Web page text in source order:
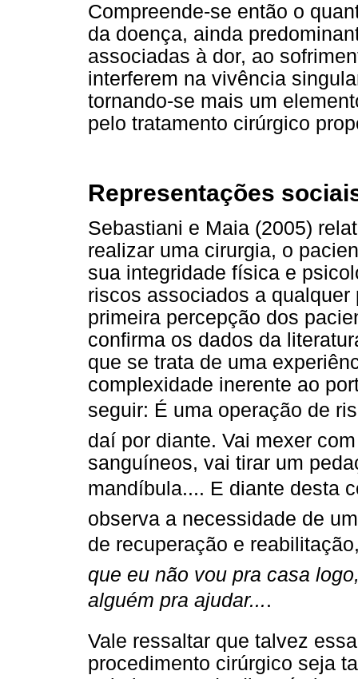
Compreende-se então o
da doença, ainda
associadas à dor, ao
interferem na vivência
tornando-se mais um
pelo tratamento cirúrgico
Representações
Sebastiani e Maia (2005)
realizar uma cirurgia, o
sua integridade física e
riscos associados a
primeira percepção dos
confirma os dados da
que se trata de uma
complexidade inerente ao
seguir: É uma operação de
daí por diante. Vai mexer
sanguíneos, vai tirar um
mandíbula.... E diante desta
observa a necessidade de
de recuperação e
que eu não vou pra casa
alguém pra ajudar....
Vale ressaltar que talvez
procedimento cirúrgico seja